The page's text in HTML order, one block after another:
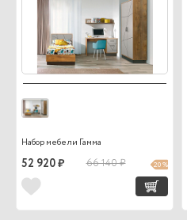
Набор мебели Гамма
52 920 ₽ 66 140 ₽ 20 %